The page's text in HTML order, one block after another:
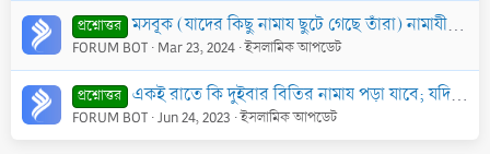
প্রশ্নোত্তর মসবূক (যাদের কিছু নামায ছুটে গেছে তাঁরা) নামাযীর ইক্তিদা করে জামাআত করা কি বৈধ?
FORUM BOT Mar 23, 2024 ইসলামিক আপডেট
প্রশ্নোত্তর একই রাতে কি দুইবার বিতির নামায পড়া যাবে; যদি কেউ ইমামের সাথে বিতির নামায পড়ার পর আবার নামায পড়ে
FORUM BOT Jun 24, 2023 ইসলামিক আপডেট